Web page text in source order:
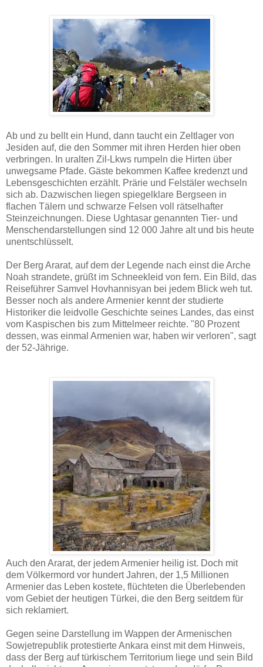
Ab und zu bellt ein Hund, dann taucht ein Zeltlager von
Jesiden auf, die den Sommer mit ihren Herden hier oben
verbringen. In uralten Zil-Lkws rumpeln die Hirten über
unwegsame Pfade. Gäste bekommen Kaffee kredenzt und
Lebensgeschichten erzählt. Prärie und Felstäler wechseln
sich ab. Dazwischen liegen spiegelklare Bergseen in
flachen Tälern und schwarze Felsen voll rätselhafter
Steinzeichnungen. Diese Ughtasar genannten Tier- und
Menschendarstellungen sind 12 000 Jahre alt und bis heute
unentschlüsselt.
Der Berg Ararat, auf dem der Legende nach einst die Arche
Noah strandete, grüßt im Schneekleid von fern. Ein Bild, das
Reiseführer Samvel Hovhannisyan bei jedem Blick weh tut.
Besser noch als andere Armenier kennt der studierte
Historiker die leidvolle Geschichte seines Landes, das einst
vom Kaspischen bis zum Mittelmeer reichte. "80 Prozent
dessen, was einmal Armenien war, haben wir verloren", sagt
der 52-Jährige.
Auch den Ararat, der jedem Armenier heilig ist. Doch mit
dem Völkermord vor hundert Jahren, der 1,5 Millionen
Armenier das Leben kostete, flüchteten die Überlebenden
vom Gebiet der heutigen Türkei, die den Berg seitdem für
sich reklamiert.
Gegen seine Darstellung im Wappen der Armenischen
Sowjetrepublik protestierte Ankara einst mit dem Hinweis,
dass der Berg auf türkischem Territorium liege und sein Bild